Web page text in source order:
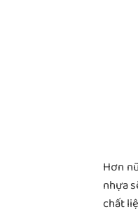
Hơn
nhựa
chất